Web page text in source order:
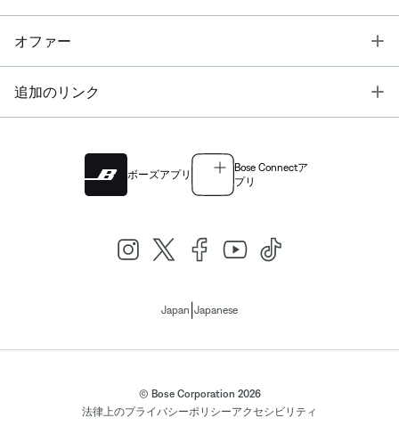
オファー
追加のリンク
ボーズアプリ
Bose Connectア
プリ
Japan Japanese
© Bose Corporation 2026
法律上のプライバシーポリシーアクセシビリティ